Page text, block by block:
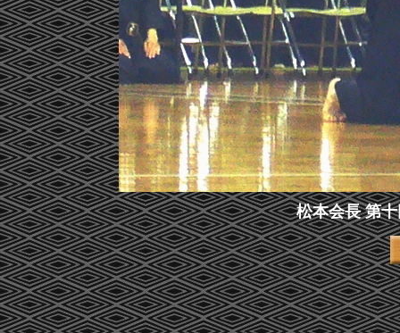
松本会長 第